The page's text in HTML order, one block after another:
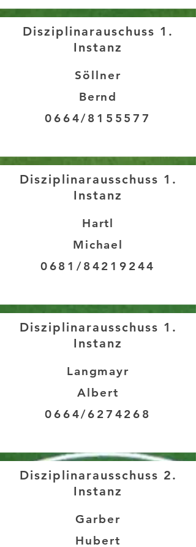
Disziplinarauschuss 1.
Instanz
Söllner
Bernd
0664/8155577
Disziplinarausschuss 1.
Instanz
Hartl
Michael
0681/84219244
Disziplinarausschuss 1.
Instanz
Langmayr
Albert
0664/6274268
Disziplinarausschuss 2.
Instanz
Garber
Hubert